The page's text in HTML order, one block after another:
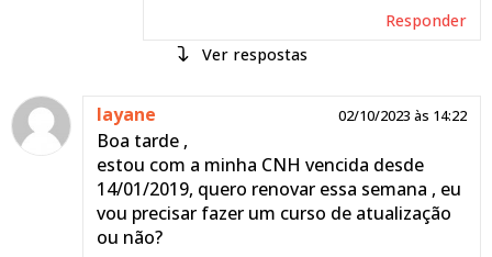
Responder
respostas
21/12/2023 às
oi ,minha cnh tem 7 anos
vencida ,sera se perdi ela?
Responder
layane 02/10/2023 às 14:22
Boa tarde ,
estou com a minha CNH vencida desde
14/01/2019, quero renovar essa semana , eu
vou precisar fazer um curso de atualização
ou não?